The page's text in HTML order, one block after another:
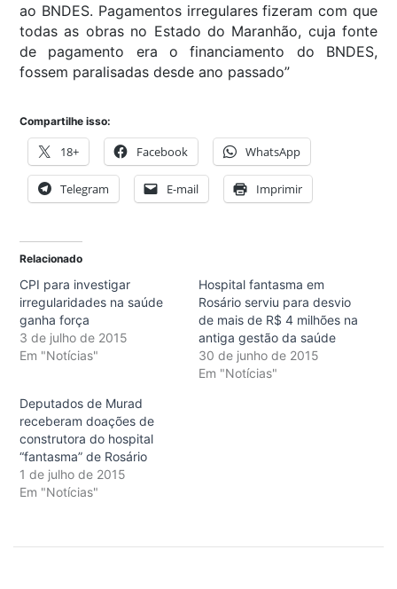
ao BNDES. Pagamentos irregulares fizeram com que
todas as obras no Estado do Maranhão, cuja fonte
de pagamento era o financiamento do BNDES,
fossem paralisadas desde ano passado”
Compartilhe isso:
18+ Facebook WhatsApp
Telegram E-mail Imprimir
Relacionado
CPI para investigar
irregularidades na saúde
ganha força
3 de julho de 2015
Em "Notícias"
Hospital fantasma em
Rosário serviu para desvio
de mais de R$ 4 milhões na
antiga gestão da saúde
30 de junho de 2015
Em "Notícias"
Deputados de Murad
receberam doações de
construtora do hospital
“fantasma” de Rosário
1 de julho de 2015
Em "Notícias"